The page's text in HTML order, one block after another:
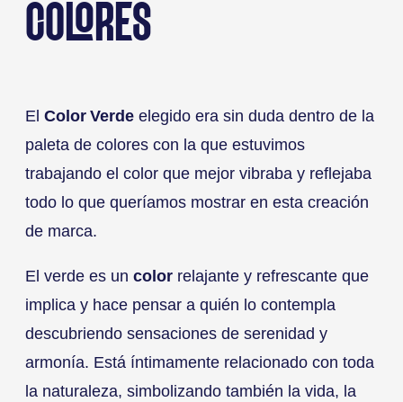
COLORES
El Color Verde elegido era sin duda dentro de la
paleta de colores con la que estuvimos
trabajando el color que mejor vibraba y reflejaba
todo lo que queríamos mostrar en esta creación
de marca.
El verde es un color relajante y refrescante que
implica y hace pensar a quién lo contempla
descubriendo sensaciones de serenidad y
armonía. Está íntimamente relacionado con toda
la naturaleza, simbolizando también la vida, la